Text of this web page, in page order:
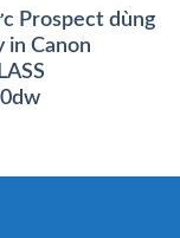
Prospect dùng
in Canon